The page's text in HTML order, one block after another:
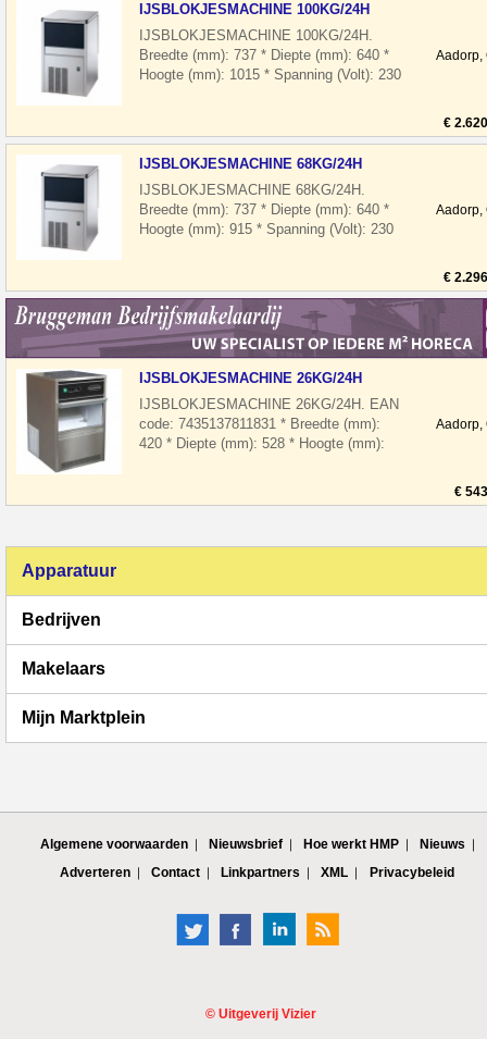
IJSBLOKJESMACHINE 100KG/24H
IJSBLOKJESMACHINE 100KG/24H.
Breedte (mm): 737 * Diepte (mm): 640 *
Hoogte (mm): 1015 * Spanning (Volt): 230
Aadorp,
€
IJSBLOKJESMACHINE 68KG/24H
IJSBLOKJESMACHINE 68KG/24H.
Breedte (mm): 737 * Diepte (mm): 640 *
Hoogte (mm): 915 * Spanning (Volt): 230
Aadorp,
€
IJSBLOKJESMACHINE 26KG/24H
IJSBLOKJESMACHINE 26KG/24H. EAN
code: 7435137811831 * Breedte (mm):
420 * Diepte (mm): 528 * Hoogte (mm):
Aadorp,
€
Apparatuur
Bedrijven
Makelaars
Mijn Marktplein
Algemene voorwaarden Nieuwsbrief Hoe werkt HMP
Nieuws
Adverteren
Contact Linkpartners XML Privacybeleid
© Uitgeverij Vizier